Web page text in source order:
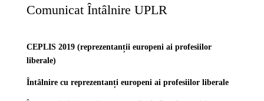
Comunicat Întâlnire UPLR
CEPLIS 2019 (reprezentanții europeni ai profesiilor
liberale)
Întâlnire cu reprezentanți europeni ai profesiilor liberale